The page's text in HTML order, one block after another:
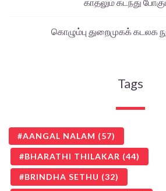
கொழும்பு துறைமுகக் கடலக
Tags
AANGAL NALAM (57)
BHARATHI THILAKAR (44)
BRINDHA SETHU (32)